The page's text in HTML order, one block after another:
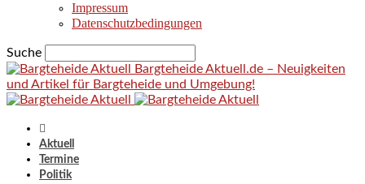
Impressum
Datenschutzbedingungen
Suche
Bargteheide Aktuell.de – Neuigkeiten
und Artikel für Bargteheide und Umgebung!
Aktuell
Termine
Politik